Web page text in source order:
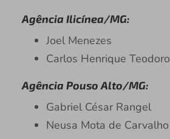
Agência Ilicínea/MG:
Joel Menezes
Carlos Henrique Teodoro
Agência Pouso Alto/MG:
Gabriel César Rangel
Neusa Mota de Carvalho